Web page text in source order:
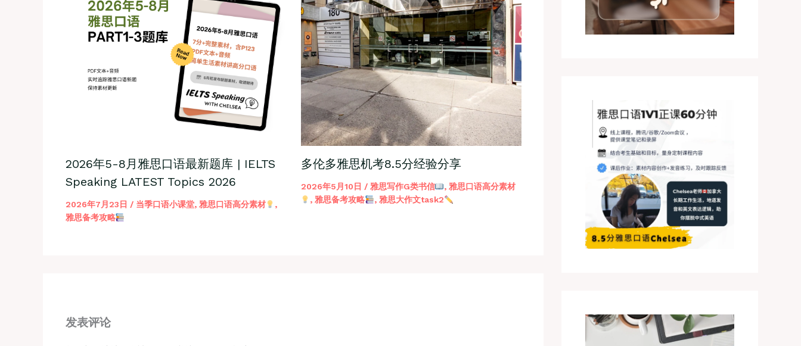
2026年5-8月雅思口语最新题库 | IELTS
Speaking LATEST Topics 2026
2026年7月23日 / 当季口语小课堂, 雅思口语高分素材
,
雅思备考攻略
多伦多雅思机考8.5分经验分享
2026年5月10日 / 雅思写作G类书信 ,雅思口语高分素材
,雅思备考攻略 ,雅思大作文task2
发表评论